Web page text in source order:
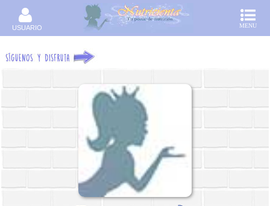
USUARIO MENU